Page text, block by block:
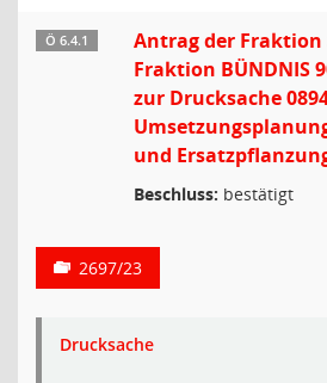
Ö 6.4.1
Antrag der Fraktion
Fraktion BÜNDNIS
zur Drucksache
und
Beschluss: bestätigt
2697/23
Drucksache